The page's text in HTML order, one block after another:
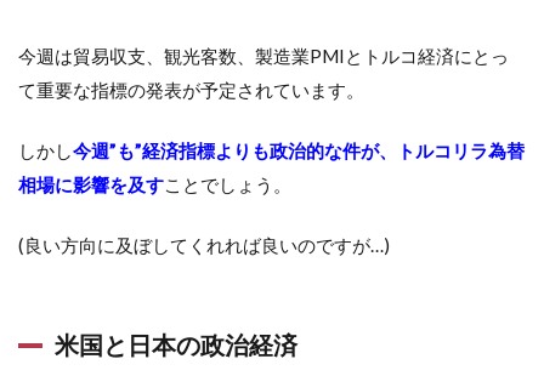
今週は貿易収支、観光客数、製造業PMIとトルコ経済にとっ
て重要な指標の発表が予定されています。
しかし今週”も”経済指標よりも政治的な件が、トルコリラ為替
相場に影響を及すことでしょう。
(良い方向に及ぼしてくれれば良いのですが…)
米国と日本の政治経済